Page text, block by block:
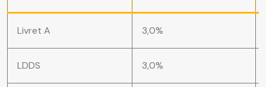
Livret A 3,0%
LDDS 3,0%